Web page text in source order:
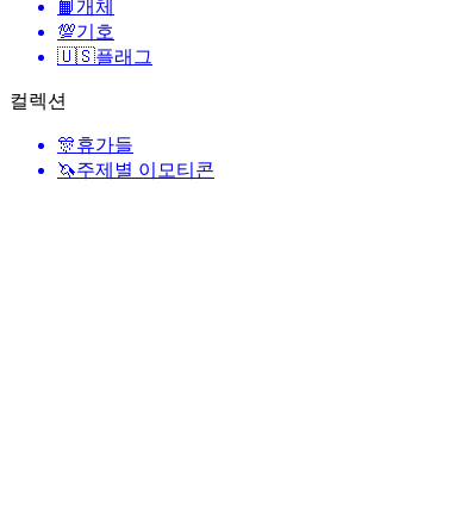
📙개체
💯기호
🇺🇸플래그
컬렉션
🎊휴가들
🦄주제별 이모티콘